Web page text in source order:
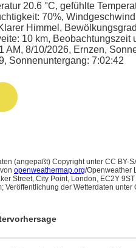
20.6 °C, gefühlte
70%,
Himmel,
10 km, Beobachtungszeit
AM, 8/10/2026, Ernzen,
Sonnenuntergang: 7:02:42
(angepaßt) Copyright unter CC BY-
openweathermap.org/Openweather
Street, City Point, London, EC2Y
Veröffentlichung der Wetterdaten unter